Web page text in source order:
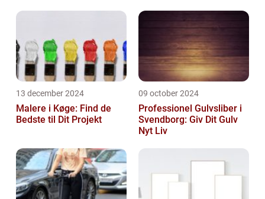
13 december 2024
Malere i Køge: Find de
Bedste til Dit Projekt
09 october 2024
Professionel Gulvsliber i
Svendborg: Giv Dit Gulv
Nyt Liv